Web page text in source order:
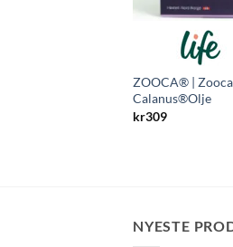
ZOOCA® |
Calanus®Olje
kr309
NYESTE